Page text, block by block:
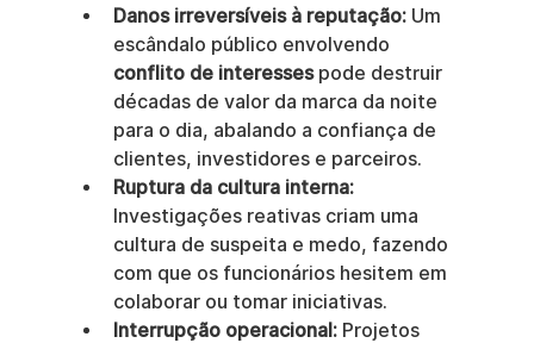
Danos irreversíveis à reputação: Um
escândalo público envolvendo
conflito de interesses pode destruir
décadas de valor da marca da noite
para o dia, abalando a confiança de
clientes, investidores e parceiros.
Ruptura da cultura interna:
Investigações reativas criam uma
cultura de suspeita e medo, fazendo
com que os funcionários hesitem em
colaborar ou tomar iniciativas.
Interrupção operacional: Projetos